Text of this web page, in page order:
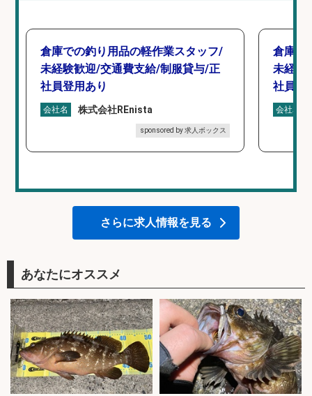
倉庫での釣り用品の軽作業スタッフ/
未経験歓迎/交通費支給/制服貸与/正
社員登用あり
会社名 株式会社REnista
sponsored by 求人ボックス
倉庫で
未経験
社員登
会社名
さらに求人情報を見る
あなたにオススメ